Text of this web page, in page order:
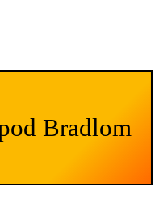
Bradlom